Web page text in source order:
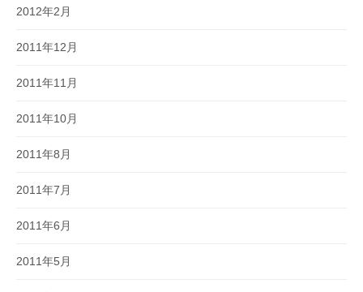
2012年2月
2011年12月
2011年11月
2011年10月
2011年8月
2011年7月
2011年6月
2011年5月